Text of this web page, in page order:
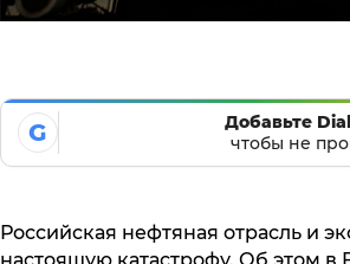
G
Добавьте
чтобы не
Российская нефтяная отрасль и